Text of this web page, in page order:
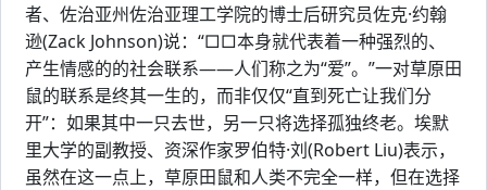
者、佐治亚州佐治亚理工学院的博士后研究员佐克·约翰
逊(Zack Johnson)说：“□□本身就代表着一种强烈的、
产生情感的的社会联系——人们称之为“爱”。”一对草原田
鼠的联系是终其一生的，而非仅仅“直到死亡让我们分
开”：如果其中一只去世，另一只将选择孤独终老。埃默
里大学的副教授、资深作家罗伯特·刘(Robert Liu)表示，
虽然在这一点上，草原田鼠和人类不完全一样，但在选择